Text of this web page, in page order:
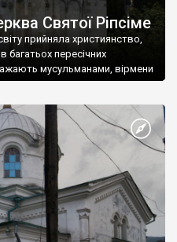
Святої Ріпсіме
прийняла християнство,
багатьох пересічних
мусульманами, вірмени